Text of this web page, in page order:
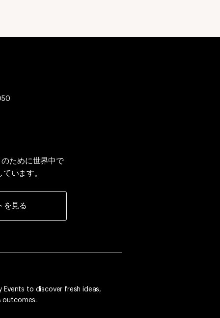
ために世界中で
います。
を見る
to discover fresh ideas,
outcomes.